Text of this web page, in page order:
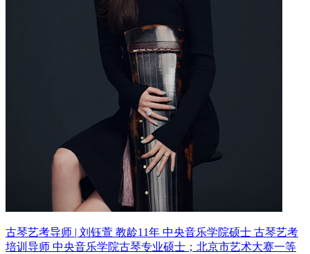
古琴艺考导师 | 刘钰萱 教龄11年 中央音乐学院硕士 古琴艺考
培训导师 中央音乐学院古琴专业硕士；北京市艺术大赛一等